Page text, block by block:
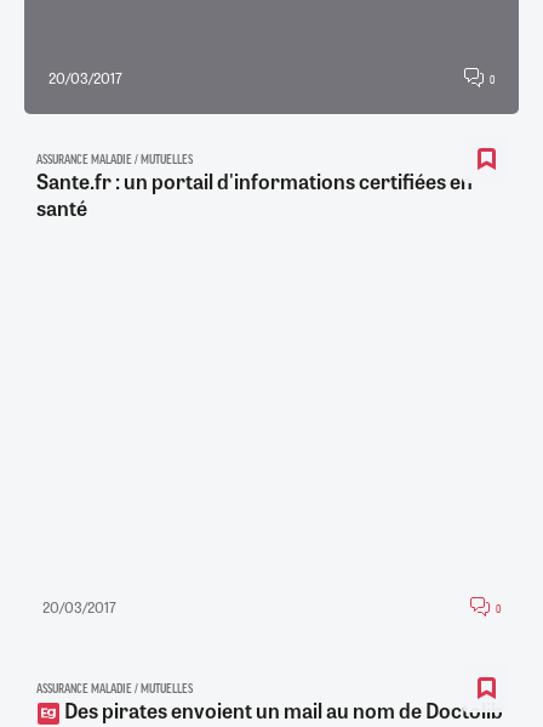
20/03/2017 0
ASSURANCE MALADIE / MUTUELLES
Sante.fr : un portail d'informations certifiées en
santé
20/03/2017 0
ASSURANCE MALADIE / MUTUELLES
Des pirates envoient un mail au nom de Doctolib